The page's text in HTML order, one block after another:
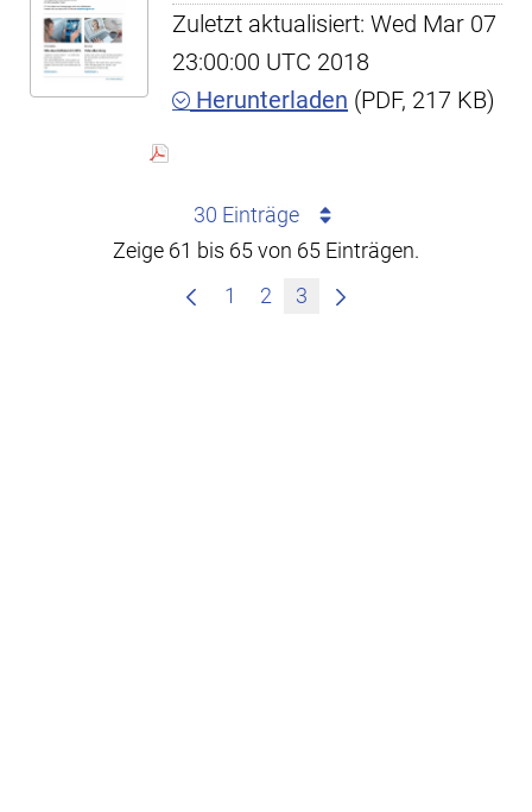
Zuletzt aktualisiert: Wed Mar 07
23:00:00 UTC 2018
Herunterladen (PDF, 217 KB)
30 Einträge
Zeige 61 bis 65 von 65 Einträgen.
1
2 3